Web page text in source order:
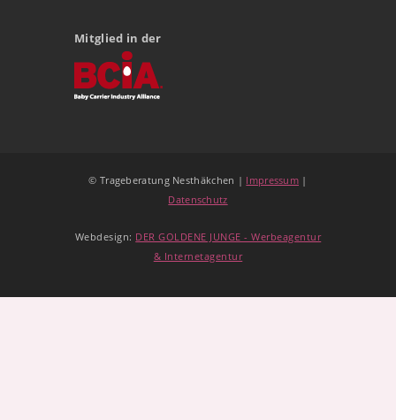
Mitglied in der
© Trageberatung Nesthäkchen | Impressum |
Datenschutz
Webdesign: DER GOLDENE JUNGE - Werbeagentur
& Internetagentur